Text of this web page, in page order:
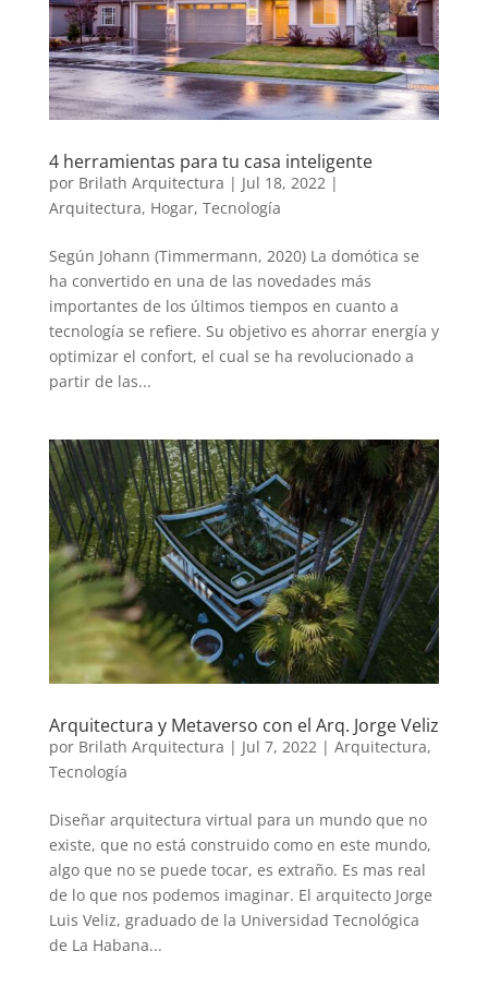
4 herramientas para tu casa inteligente
por Brilath Arquitectura | Jul 18, 2022|
Arquitectura, Hogar, Tecnología
Según Johann (Timmermann, 2020) La domótica se
ha convertido en una de las novedades más
importantes de los últimos tiempos en cuanto a
tecnología se refiere. Su objetivo es ahorrar energía y
optimizar el confort, el cual se ha revolucionado a
partir de las...
Arquitectura y Metaverso con el Arq. Jorge Veliz
por Brilath Arquitectura | Jul 7, 2022| Arquitectura,
Tecnología
Diseñar arquitectura virtual para un mundo que no
existe, que no está construido como en este mundo,
algo que no se puede tocar, es extraño. Es mas real
de lo que nos podemos imaginar. El arquitecto Jorge
Luis Veliz, graduado de la Universidad Tecnológica
de La Habana...